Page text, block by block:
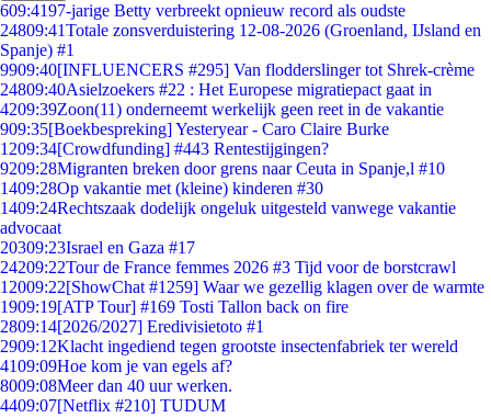
609:4197-jarige Betty verbreekt opnieuw record als oudste
24809:41Totale zonsverduistering 12-08-2026 (Groenland, IJsland en
Spanje) #1
9909:40[INFLUENCERS #295] Van flodderslinger tot Shrek-crème
24809:40Asielzoekers #22 : Het Europese migratiepact gaat in
4209:39Zoon(11) onderneemt werkelijk geen reet in de vakantie
909:35[Boekbespreking] Yesteryear - Caro Claire Burke
1209:34[Crowdfunding] #443 Rentestijgingen?
9209:28Migranten breken door grens naar Ceuta in Spanje,l #10
1409:28Op vakantie met (kleine) kinderen #30
1409:24Rechtszaak dodelijk ongeluk uitgesteld vanwege vakantie
advocaat
20309:23Israel en Gaza #17
24209:22Tour de France femmes 2026 #3 Tijd voor de borstcrawl
12009:22[ShowChat #1259] Waar we gezellig klagen over de warmte
1909:19[ATP Tour] #169 Tosti Tallon back on fire
2809:14[2026/2027] Eredivisietoto #1
2909:12Klacht ingediend tegen grootste insectenfabriek ter wereld
4109:09Hoe kom je van egels af?
8009:08Meer dan 40 uur werken.
4409:07[Netflix #210] TUDUM